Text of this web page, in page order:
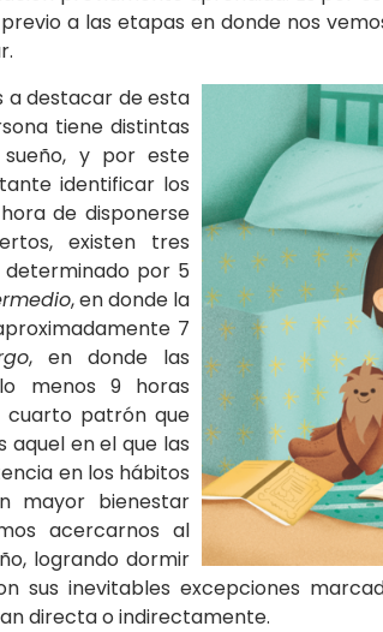
a las etapas en donde nos
destacar de esta
tiene distintas
y por este
identificar los
de disponerse
existen tres
determinado por 5
, en donde la
7
, en donde las
menos 9 horas
cuarto patrón que
aquel en el que las
en los hábitos
mayor bienestar
acercarnos al
logrando dormir
sus inevitables excepciones
directa o indirectamente.